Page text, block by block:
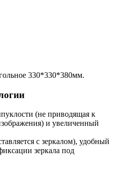
330*330*380мм.
(не приводящая к
и увеличенный
с зеркалом), удобный
зеркала под